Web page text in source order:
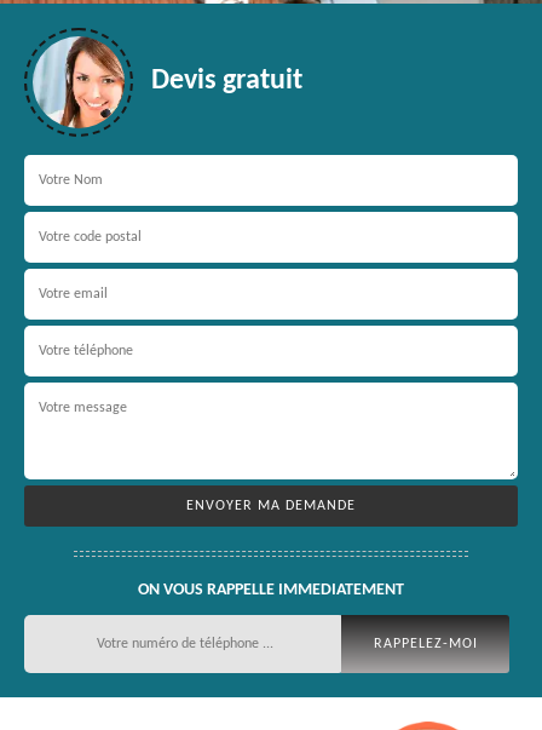
Devis gratuit
ON VOUS RAPPELLE IMMEDIATEMENT